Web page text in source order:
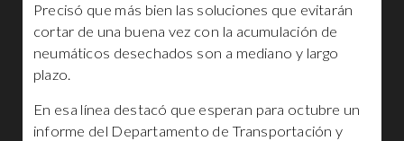
Precisó que más bien las soluciones que evitarán
cortar de una buena vez con la acumulación de
neumáticos desechados son a mediano y largo
plazo.
En esa línea destacó que esperan para octubre un
informe del Departamento de Transportación y